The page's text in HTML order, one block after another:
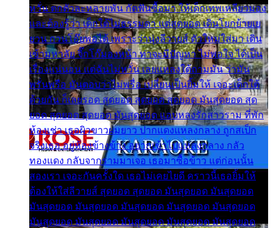
หวั่น ตกตัวละหลายพัน กัดฟันซื้อมา ให้เด็กเทพเหลียวมอง
และต้องรู้ว่า เด็กใต้ไม่ธรรมดา แต่สุดยอด เดินโยกย้ายเย
ยวน กวนโอ๊ยพอได้ เพราะว่านุ่งลีวายส์ ตัวใหม่ใส่มา เดิน
เข้ามหาลัย จิ๊กโก๊มองหน้า ท่าจะมีปัญหา ไม่พอใจ ได้เป็น
เรื่องแน่นอน แต่ฉันไม่หวั่น เลยแหลงใต้ถามมัน ว่ามัน
พรั่นพรือ มันตอบว่าไม่พรื่อ เปลี่ยนเป็นยิ้มให้ เจอะเด็กใต้
ด้วยกัน ก็เลยรอด สุดยอด สุดยอด สุดยอด มันสุดยอด สุด
ยอด สุดยอด สุดยอด มันสุดยอด แอบหลงรักสาวราม ที่พัก
ห้องเช่า เธอผิวขาวผมยาว ปากแดงแหลงกลาง ถูกสเป็ก
จริงเธอ อยู่ห้องข้างข้าง อยากเข้าไปแหลงกลาง กลัว
ทองแดง กลับจากรามมาเจอ เธอมาซื้อข้าว แต่ก่อนนั้น
สองเรา เจอะกันครั้งใด เธอไม่เคยไยดี คราวนี้เธอยิ้มให้
ต้องให้ใส่ลีวายส์ สุดยอด สุดยอด มันสุดยอด มันสุดยอด
มันสุดยอด มันสุดยอด มันสุดยอด มันสุดยอด มันสุดยอด
มันสุดยอด มันสุดยอด มันสุดยอด มันสุดยอด มันสุดยอด